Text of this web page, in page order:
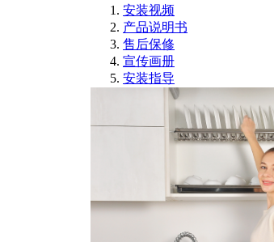
安装视频
产品说明书
售后保修
宣传画册
安装指导